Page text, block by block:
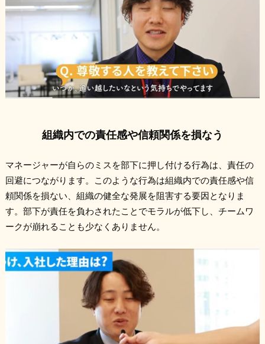
組織内での責任感や信頼関係を損なう
マネージャーが自らのミスを部下に押し付ける行為は、責任の
回避につながります。このような行為は組織内での責任感や信
頼関係を損ない、組織の健全な発展を阻害する要因となりま
す。部下が責任を負わされたことでモラルが低下し、チームワ
ークが崩れることも少なくありません。